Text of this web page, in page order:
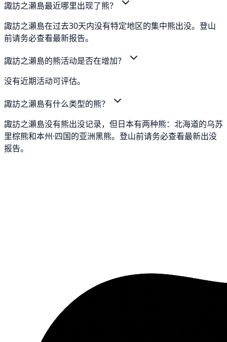
諏訪之瀨島最近哪里出现了熊？
諏訪之瀨島在过去30天内没有特定地区的集中熊出没。登山
前请务必查看最新报告。
諏訪之瀨島的熊活动是否在增加？
没有近期活动可评估。
諏訪之瀨島有什么类型的熊？
諏訪之瀨島没有熊出没记录，但日本有两种熊：北海道的乌苏
里棕熊和本州·四国的亚洲黑熊。登山前请务必查看最新出没
报告。